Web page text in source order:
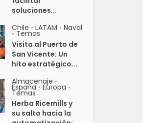
soluciones...
Chile • LATAM • Naval
• Temas
Visita al Puerto de
San Vicente: Un
hito estratégico...
Almacenaje •
España • Europa •
Temas
Herba Ricemills y
su salto hacia la